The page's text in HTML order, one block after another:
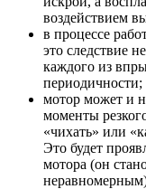
воздействием
в процессе
это следствие
каждого из
периодичности;
мотор может и
моменты
«чихать» или
Это будет
мотора (он